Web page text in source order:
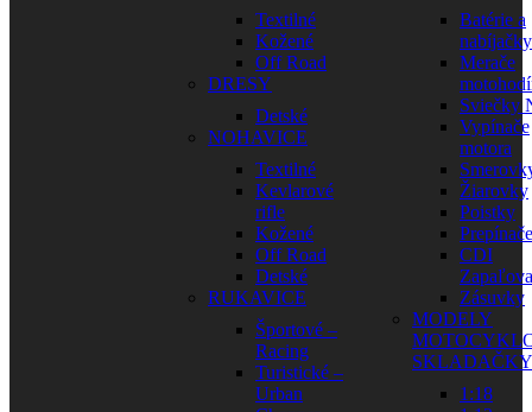
Textilné
Kožené
Off Road
DRESY
Detské
NOHAVICE
Textilné
Kevlarové
rifle
Kožené
Off Road
Detské
RUKAVICE
Športové –
Racing
Turistické –
Urban
Batérie a
nabíjačky
Merače
Sviečky
Vypínače
motora
Žiarovky
Poistky
Prepínače
CDI
Zásuvky
MODELY
SKLADAČKY
1:18